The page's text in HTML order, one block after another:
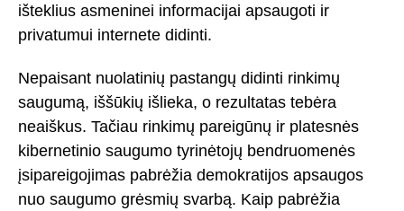
išteklius asmeninei informacijai apsaugoti ir
privatumui internete didinti.
Nepaisant nuolatinių pastangų didinti rinkimų
saugumą, iššūkių išlieka, o rezultatas tebėra
neaiškus. Tačiau rinkimų pareigūnų ir platesnės
kibernetinio saugumo tyrinėtojų bendruomenės
įsipareigojimas pabrėžia demokratijos apsaugos
nuo saugumo grėsmių svarbą. Kaip pabrėžia